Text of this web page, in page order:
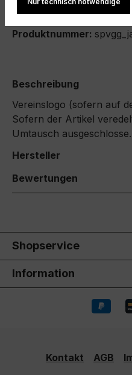
Produktnummer:
Beschreibung
Vereinslogo (sofern auf
Sofern der Artikel
Umtausch
Hersteller
Bewertungen
Shopservice
Information
Kontakt AGB